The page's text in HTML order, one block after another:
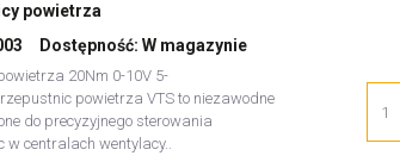
powietrza
Dostępność: W magazynie
20Nm 0-10V 5-
powietrza VTS to niezawodne
do precyzyjnego sterowania
w centralach wentylacy..